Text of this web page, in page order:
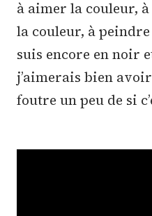
à aimer la couleur,
la couleur, à
suis encore en noir
j’aimerais bien avoir
foutre un peu de si